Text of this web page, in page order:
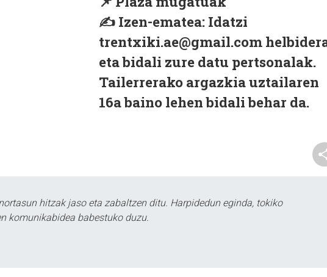
✍️ Izen-ematea: Idatzi
trentxiki.ae@gmail.com
eta bidali zure datu pertsonalak.
Tailerrerako argazkia uztailaren
16a baino lehen bidali behar da.
hitzak jaso eta zabaltzen ditu. Harpidedun eginda, tokiko
komunikabidea babestuko duzu.